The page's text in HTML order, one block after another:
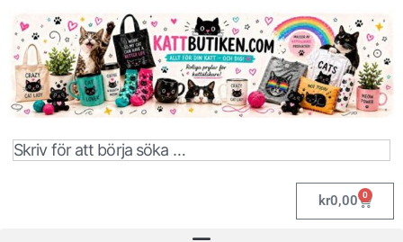
kr0,00 0